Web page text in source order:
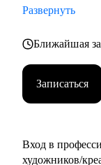
для
С чем могу
• побороть
творческой работы
• создать
художника
Развернуть
Ближайшая
Записаться
Вход в
художников/